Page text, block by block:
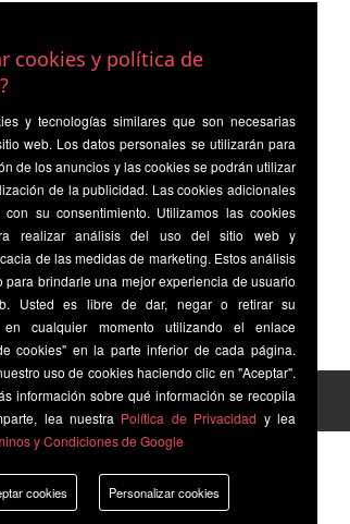
cookies y política de
y tecnologías similares que son necesarias
web. Los datos personales se utilizarán para
de los anuncios y las cookies se podrán utilizar
de la publicidad. Las cookies adicionales
su consentimiento. Utilizamos las cookies
realizar análisis del uso del sitio web y
de las medidas de marketing. Estos análisis
para brindarle una mejor experiencia de usuario
Usted es libre de dar, negar o retirar su
en cualquier momento utilizando el enlace
cookies" en la parte inferior de cada página.
uso de cookies haciendo clic en "Aceptar".
información sobre qué información se recopila
lea nuestra Política de Privacidad y lea
y Condiciones de Google
cookies Personalizar cookies